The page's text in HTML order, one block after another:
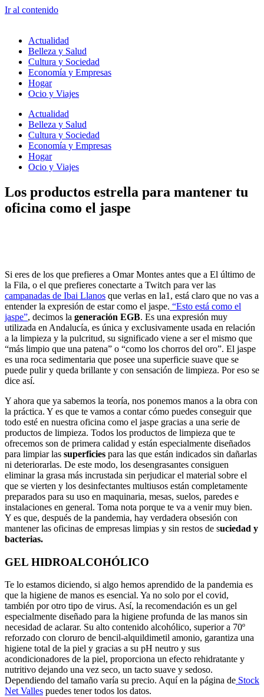
Ir al contenido
Actualidad
Belleza y Salud
Cultura y Sociedad
Economía y Empresas
Hogar
Ocio y Viajes
Actualidad
Belleza y Salud
Cultura y Sociedad
Economía y Empresas
Hogar
Ocio y Viajes
Los productos estrella para mantener tu
oficina como el jaspe
Si eres de los que prefieres a Omar Montes antes que a El último de
la Fila, o el que prefieres conectarte a Twitch para ver las
campanadas de Ibai Llanos que verlas en la1, está claro que no vas a
entender la expresión de estar como el jaspe. “Esto está como el
jaspe”, decimos la generación EGB. Es una expresión muy
utilizada en Andalucía, es única y exclusivamente usada en relación
a la limpieza y la pulcritud, su significado viene a ser el mismo que
“más limpio que una patena” o “como los chorros del oro”. El jaspe
es una roca sedimentaria que posee una superficie suave que se
puede pulir y queda brillante y con sensación de limpieza. Por eso se
dice así.
Y ahora que ya sabemos la teoría, nos ponemos manos a la obra con
la práctica. Y es que te vamos a contar cómo puedes conseguir que
todo esté en nuestra oficina como el jaspe gracias a una serie de
productos de limpieza. Todos los productos de limpieza que te
ofrecemos son de primera calidad y están especialmente diseñados
para limpiar las superficies para las que están indicados sin dañarlas
ni deteriorarlas. De este modo, los desengrasantes consiguen
eliminar la grasa más incrustada sin perjudicar el material sobre el
que se vierten y los desinfectantes multiusos están completamente
preparados para su uso en maquinaria, mesas, suelos, paredes e
instalaciones en general. Toma nota porque te va a venir muy bien.
Y es que, después de la pandemia, hay verdadera obsesión con
mantener las oficinas de empresas limpias y sin restos de suciedad y
bacterias.
GEL HIDROALCOHÓLICO
Te lo estamos diciendo, si algo hemos aprendido de la pandemia es
que la higiene de manos es esencial. Ya no solo por el covid,
también por otro tipo de virus. Así, la recomendación es un gel
especialmente diseñado para la higiene profunda de las manos sin
necesidad de aclarar. Su alto contenido alcohólico, superior a 70º
reforzado con cloruro de bencil-alquildimetil amonio, garantiza una
higiene total de la piel y gracias a su pH neutro y sus
acondicionadores de la piel, proporciona un efecto rehidratante y
nutritivo dejando una vez seco, un tacto suave y sedoso.
Dependiendo del tamaño varía su precio. Aquí en la página de Stock
Net Valles puedes tener todos los datos.